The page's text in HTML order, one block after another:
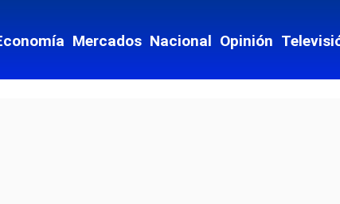
Mercados Nacional Opinión
Email
Facebook
Twitter
LinkedIn